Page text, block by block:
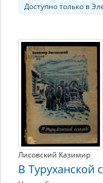
Доступно только в
Лисовский Казимир
В Туруханской